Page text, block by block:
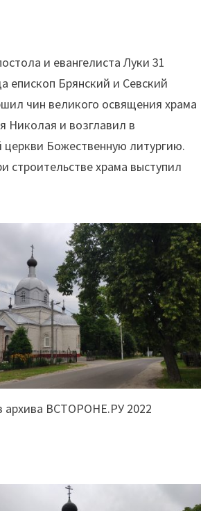
и евангелиста Луки 31
епископ Брянский и Севский
чин великого освящения храма
Николая и возглавил в
Божественную литургию.
строительстве храма выступил
архива ВСТОРОНЕ.РУ 2022